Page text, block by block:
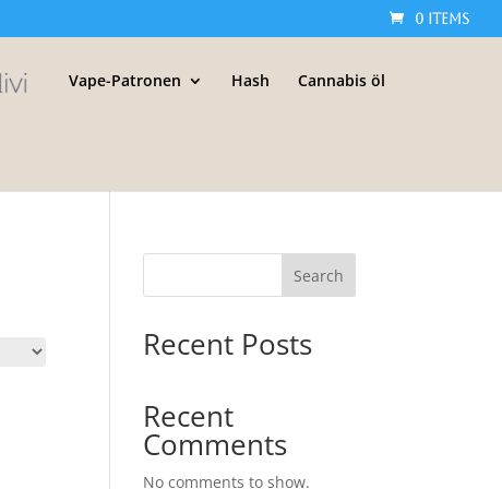
0 Items
Vape-Patronen Hash Cannabis öl
Search
Recent Posts
Recent
Comments
No comments to show.